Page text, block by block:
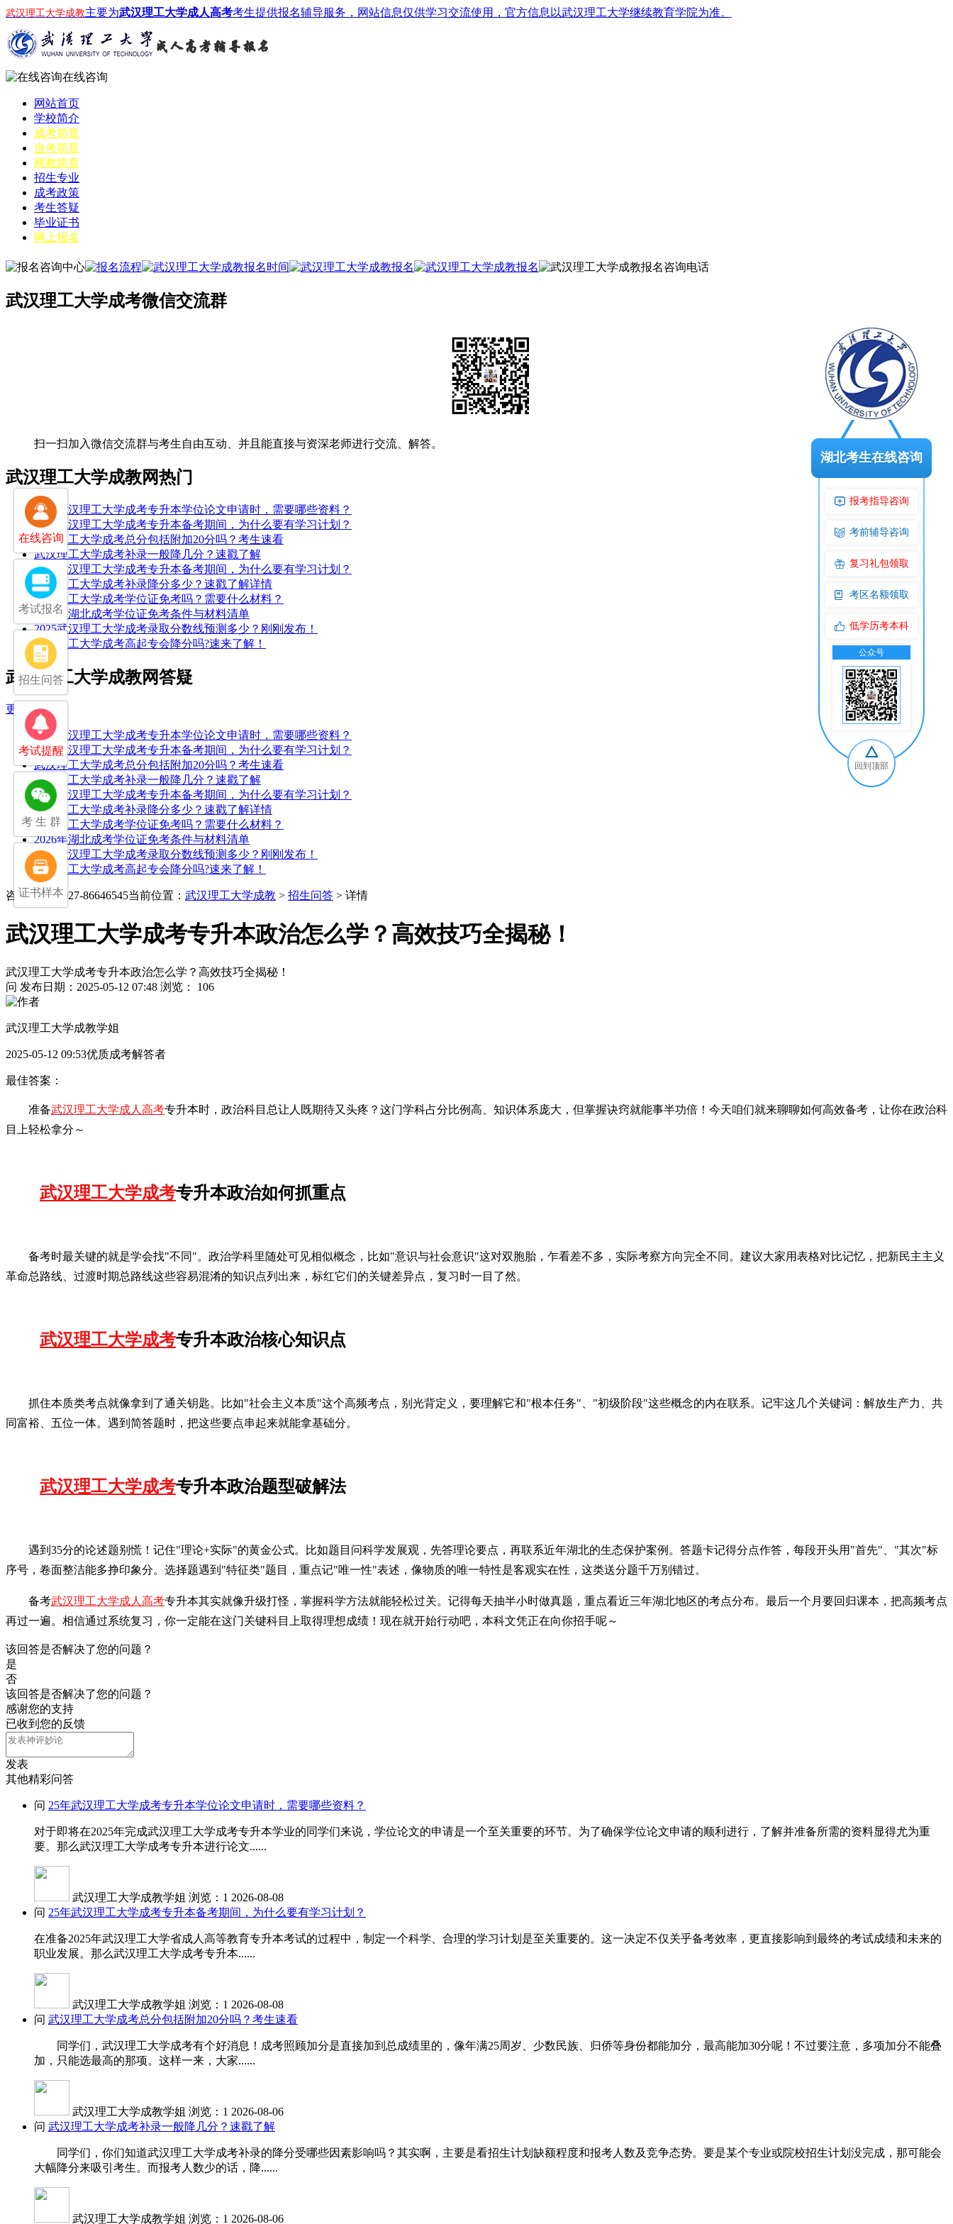
武汉理工大学成教主要为武汉理工大学成人高考考生提供报名辅导服务，网站信息仅供学习交流使用，官方信息以武汉理工大学继续教育学院为准。
在线咨询
网站首页
学校简介
成考简章
自考简章
网教简章
招生专业
成考政策
考生答疑
毕业证书
网上报名
武汉理工大学成考微信交流群
扫一扫加入微信交流群与考生自由互动、并且能直接与资深老师进行交流、解答。
武汉理工大学成教网热门
25年武汉理工大学成考专升本学位论文申请时，需要哪些资料？
25年武汉理工大学成考专升本备考期间，为什么要有学习计划？
武汉理工大学成考总分包括附加20分吗？考生速看
武汉理工大学成考补录一般降几分？速戳了解
25年武汉理工大学成考专升本备考期间，为什么要有学习计划？
武汉理工大学成考补录降分多少？速戳了解详情
武汉理工大学成考学位证免考吗？需要什么材料？
2026年湖北成考学位证免考条件与材料清单
2025武汉理工大学成考录取分数线预测多少？刚刚发布！
武汉理工大学成考高起专会降分吗?速来了解！
武汉理工大学成教网答疑
更多>>
25年武汉理工大学成考专升本学位论文申请时，需要哪些资料？
25年武汉理工大学成考专升本备考期间，为什么要有学习计划？
武汉理工大学成考总分包括附加20分吗？考生速看
武汉理工大学成考补录一般降几分？速戳了解
25年武汉理工大学成考专升本备考期间，为什么要有学习计划？
武汉理工大学成考补录降分多少？速戳了解详情
武汉理工大学成考学位证免考吗？需要什么材料？
2026年湖北成考学位证免考条件与材料清单
2025武汉理工大学成考录取分数线预测多少？刚刚发布！
武汉理工大学成考高起专会降分吗?速来了解！
咨询电话：027-86646545当前位置： 武汉理工大学成教 > 招生问答 > 详情
武汉理工大学成考专升本政治怎么学？高效技巧全揭秘！
武汉理工大学成考专升本政治怎么学？高效技巧全揭秘！
问 发布日期：2025-05-12 07:48 浏览： 106
武汉理工大学成教学姐
2025-05-12 09:53优质成考解答者
最佳答案：
准备武汉理工大学成人高考专升本时，政治科目总让人既期待又头疼？这门学科占分比例高、知识体系庞大，但掌握诀窍就能事半功倍！今天咱们就来聊聊如何高效备考，让你在政治科
目上轻松拿分～
武汉理工大学成考专升本政治如何抓重点
备考时最关键的就是学会找"不同"。政治学科里随处可见相似概念，比如"意识与社会意识"这对双胞胎，乍看差不多，实际考察方向完全不同。建议大家用表格对比记忆，把新民主主义
革命总路线、过渡时期总路线这些容易混淆的知识点列出来，标红它们的关键差异点，复习时一目了然。
武汉理工大学成考专升本政治核心知识点
抓住本质类考点就像拿到了通关钥匙。比如"社会主义本质"这个高频考点，别光背定义，要理解它和"根本任务"、"初级阶段"这些概念的内在联系。记牢这几个关键词：解放生产力、共
同富裕、五位一体。遇到简答题时，把这些要点串起来就能拿基础分。
武汉理工大学成考专升本政治题型破解法
遇到35分的论述题别慌！记住"理论+实际"的黄金公式。比如题目问科学发展观，先答理论要点，再联系近年湖北的生态保护案例。答题卡记得分点作答，每段开头用"首先"、"其次"标
序号，卷面整洁能多挣印象分。选择题遇到"特征类"题目，重点记"唯一性"表述，像物质的唯一特性是客观实在性，这类送分题千万别错过。
备考武汉理工大学成人高考专升本其实就像升级打怪，掌握科学方法就能轻松过关。记得每天抽半小时做真题，重点看近三年湖北地区的考点分布。最后一个月要回归课本，把高频考点
再过一遍。相信通过系统复习，你一定能在这门关键科目上取得理想成绩！现在就开始行动吧，本科文凭正在向你招手呢～
该回答是否解决了您的问题？
是
否
该回答是否解决了您的问题？
感谢您的支持
已收到您的反馈
发表
其他精彩问答
问 25年武汉理工大学成考专升本学位论文申请时，需要哪些资料？
对于即将在2025年完成武汉理工大学成考专升本学业的同学们来说，学位论文的申请是一个至关重要的环节。为了确保学位论文申请的顺利进行，了解并准备所需的资料显得尤为重
要。那么武汉理工大学成考专升本进行论文......
武汉理工大学成教学姐 浏览：1 2026-08-08
问 25年武汉理工大学成考专升本备考期间，为什么要有学习计划？
在准备2025年武汉理工大学省成人高等教育专升本考试的过程中，制定一个科学、合理的学习计划是至关重要的。这一决定不仅关乎备考效率，更直接影响到最终的考试成绩和未来的
职业发展。那么武汉理工大学成考专升本......
武汉理工大学成教学姐 浏览：1 2026-08-08
问 武汉理工大学成考总分包括附加20分吗？考生速看
同学们，武汉理工大学成考有个好消息！成考照顾加分是直接加到总成绩里的，像年满25周岁、少数民族、归侨等身份都能加分，最高能加30分呢！不过要注意，多项加分不能叠
加，只能选最高的那项。这样一来，大家......
武汉理工大学成教学姐 浏览：1 2026-08-06
问 武汉理工大学成考补录一般降几分？速戳了解
同学们，你们知道武汉理工大学成考补录的降分受哪些因素影响吗？其实啊，主要是看招生计划缺额程度和报考人数及竞争态势。要是某个专业或院校招生计划没完成，那可能会
大幅降分来吸引考生。而报考人数少的话，降......
武汉理工大学成教学姐 浏览：1 2026-08-06
在线咨询
考试报名
招生问答
考试提醒
考 生 群
证书样本
湖北考生在线咨询
报考指导咨询
考前辅导咨询
复习礼包领取
考区名额领取
低学历考本科
公众号
回到顶部